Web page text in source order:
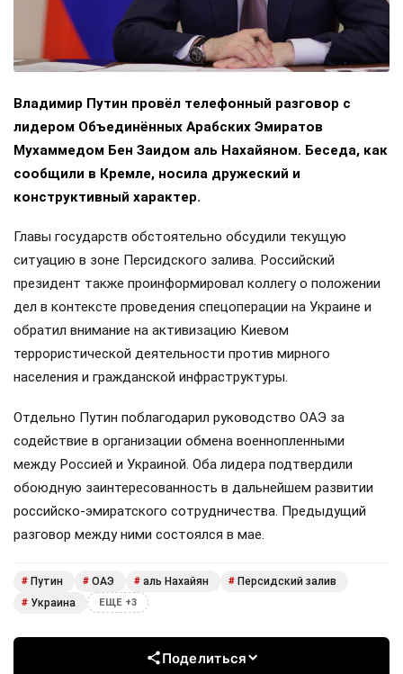
Владимир Путин провёл телефонный разговор с
лидером Объединённых Арабских Эмиратов
Мухаммедом Бен Заидом аль Нахайяном. Беседа, как
сообщили в Кремле, носила дружеский и
конструктивный характер.
Главы государств обстоятельно обсудили текущую
ситуацию в зоне Персидского залива. Российский
президент также проинформировал коллегу о положении
дел в контексте проведения спецоперации на Украине и
обратил внимание на активизацию Киевом
террористической деятельности против мирного
населения и гражданской инфраструктуры.
Отдельно Путин поблагодарил руководство ОАЭ за
содействие в организации обмена военнопленными
между Россией и Украиной. Оба лидера подтвердили
обоюдную заинтересованность в дальнейшем развитии
российско-эмиратского сотрудничества. Предыдущий
разговор между ними состоялся в мае.
# Путин # ОАЭ # аль Нахайян # Персидский залив
# Украина ЕЩЕ +3
Поделиться